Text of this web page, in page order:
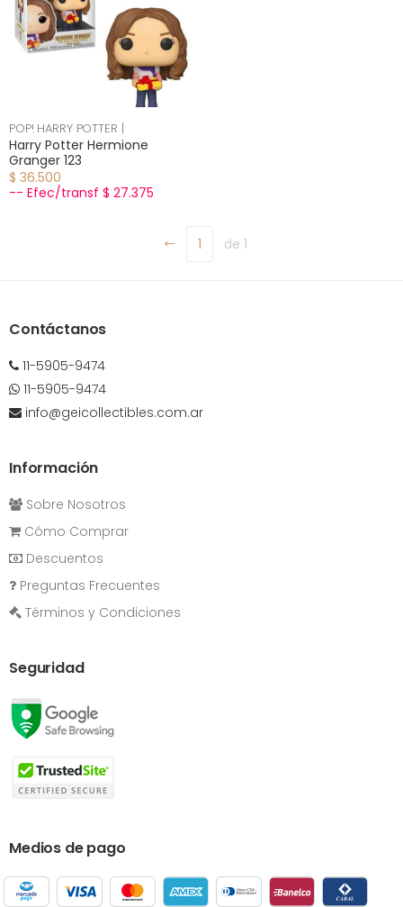
POP! HARRY POTTER |
Harry Potter Hermione
Granger 123
$ 36.500
-- Efec/transf $ 27.375
1 de 1
Contáctanos
11-5905-9474
11-5905-9474
info@geicollectibles.com.ar
Información
Sobre Nosotros
Cómo Comprar
Descuentos
Preguntas Frecuentes
Términos y Condiciones
Seguridad
Medios de pago